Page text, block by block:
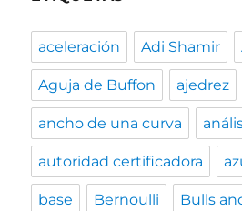
aceleración Adi Shamir
Aguja de Buffon ajedrez
ancho de una curva
autoridad certificadora
base Bernoulli Bulls